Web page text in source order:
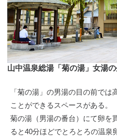
山中温泉総湯「菊の湯」女湯
「菊の湯」の男湯の目の前で
ことができるスペースがある。
菊の湯（男湯の番台）にて卵を
ると40分ほどでとろとろの温泉